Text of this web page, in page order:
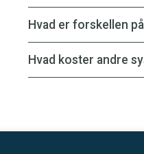
Hvad er forskellen
Hvad koster andre